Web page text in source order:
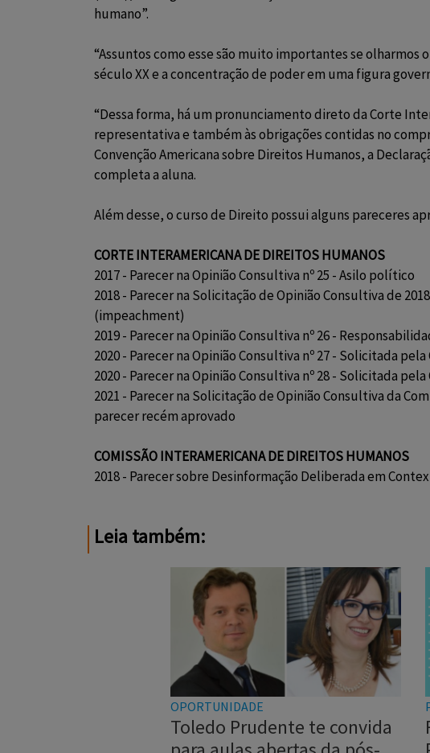
humano”.
“Assuntos como esse são muito importantes se
século XX e a concentração de poder em uma figura
“Dessa forma, há um pronunciamento direto da Corte
representativa e também às obrigações contidas no
Convenção Americana sobre Direitos Humanos, a
completa a aluna.
Além desse, o curso de Direito possui alguns pareceres
CORTE INTERAMERICANA DE DIREITOS HUMANOS
2017 - Parecer na Opinião Consultiva nº 25 - Asilo político
2018 - Parecer na Solicitação de Opinião Consultiva de
(impeachment)
2019 - Parecer na Opinião Consultiva nº 26 -
2020 - Parecer na Opinião Consultiva nº 27 - Solicitada
2020 - Parecer na Opinião Consultiva nº 28 - Solicitada
2021 - Parecer na Solicitação de Opinião Consultiva da
parecer recém aprovado
COMISSÃO INTERAMERICANA DE DIREITOS HUMANOS
2018 - Parecer sobre Desinformação Deliberada em
Leia também:
OPORTUNIDADE
Toledo Prudente te convida